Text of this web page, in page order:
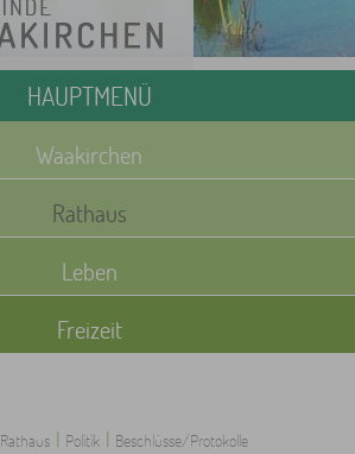
HAUPTMENÜ
Waakirchen
Rathaus
Leben
Freizeit
Rathaus | Politik | Beschlüsse/Protokolle